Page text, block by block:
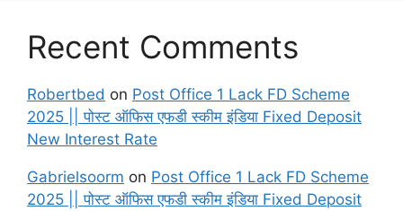
Recent Comments
Robertbed on Post Office 1 Lack FD Scheme
2025 || पोस्ट ऑफिस एफडी स्कीम इंडिया Fixed Deposit
New Interest Rate
Gabrielsoorm on Post Office 1 Lack FD Scheme
2025 || पोस्ट ऑफिस एफडी स्कीम इंडिया Fixed Deposit